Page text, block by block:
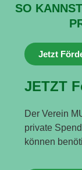
SO
Jetzt
JETZT
Der Verein
private
können